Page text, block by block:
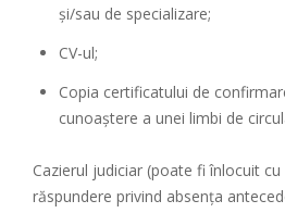
şi/sau de specializare;
CV-ul;
Copia certificatului de
cunoaștere a unei limbi de
Cazierul judiciar (poate fi înlocuit
răspundere privind absenţa